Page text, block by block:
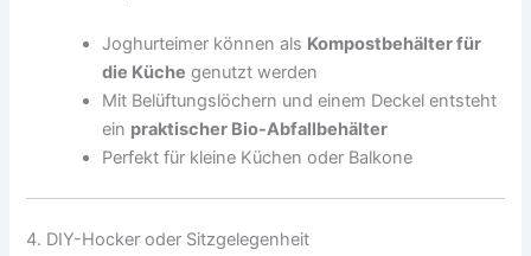
Joghurteimer können als Kompostbehälter für
die Küche genutzt werden
Mit Belüftungslöchern und einem Deckel entsteht
ein praktischer Bio-Abfallbehälter
Perfekt für kleine Küchen oder Balkone
4. DIY-Hocker oder Sitzgelegenheit